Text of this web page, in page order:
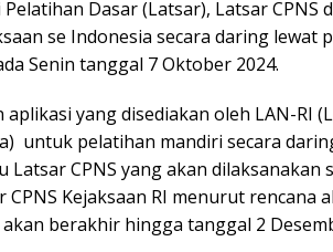
Dasar (Latsar), Latsar CPNS
se Indonesia secara daring lewat
Senin tanggal 7 Oktober 2024.
aplikasi yang disediakan oleh LAN-RI
untuk pelatihan mandiri secara
Latsar CPNS yang akan dilaksanakan
CPNS Kejaksaan RI menurut rencana
berakhir hingga tanggal 2